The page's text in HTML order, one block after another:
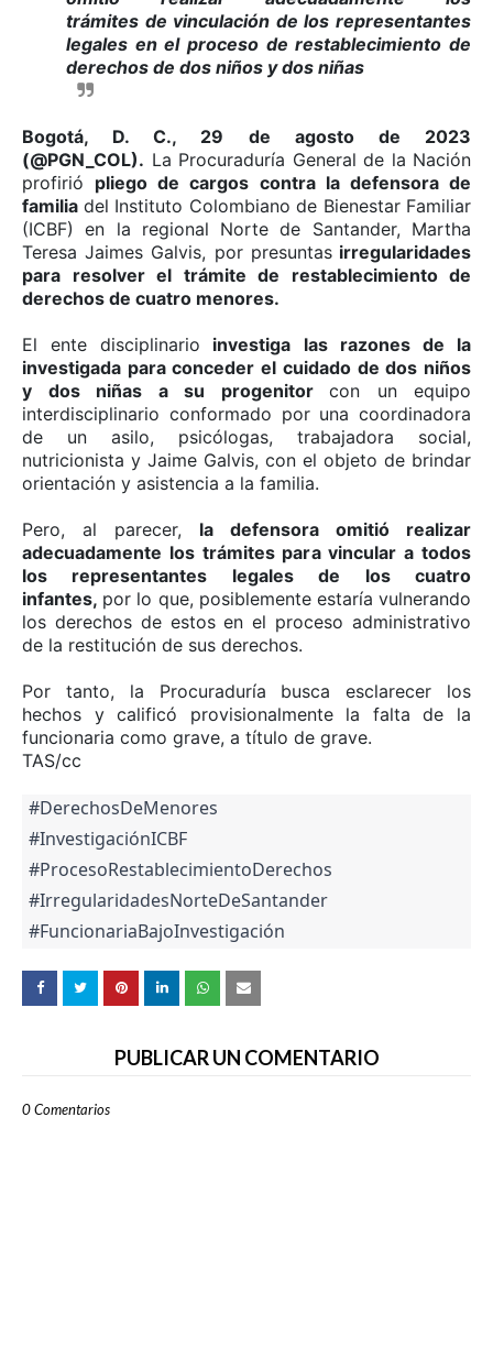
trámites de vinculación de los representantes
legales en el proceso de restablecimiento de
derechos de dos niños y dos niñas
Bogotá, D. C., 29 de agosto de 2023
(@PGN_COL). La Procuraduría General de la Nación
profirió pliego de cargos contra la defensora de
familia del Instituto Colombiano de Bienestar Familiar
(ICBF) en la regional Norte de Santander, Martha
Teresa Jaimes Galvis, por presuntasirregularidades
para resolver el trámite de restablecimiento de
derechos de cuatro menores.
El ente disciplinario investiga las razones de la
investigada para conceder el cuidado de dos niños
y dos niñas a su progenitor con un equipo
interdisciplinario conformado por una coordinadora
de un asilo, psicólogas, trabajadora social,
nutricionista y Jaime Galvis, con el objeto de brindar
orientación y asistencia a la familia.
Pero, al parecer, la defensora omitió realizar
adecuadamente los trámites para vincular a todos
los representantes legales de los cuatro
infantes, por lo que, posiblemente estaría vulnerando
los derechos de estos en el proceso administrativo
de la restitución de sus derechos.
Por tanto, la Procuraduría busca esclarecer los
hechos y calificó provisionalmente la falta de la
funcionaria como grave, a título de grave.
TAS/cc
#DerechosDeMenores
#InvestigaciónICBF
#ProcesoRestablecimientoDerechos
#IrregularidadesNorteDeSantander
#FuncionariaBajoInvestigación
PUBLICAR UN COMENTARIO
0 Comentarios